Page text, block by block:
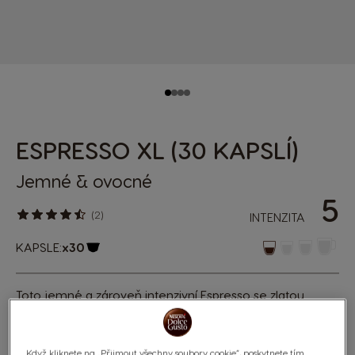
ESPRESSO XL (30 KAPSLÍ)
Jemné & ovocné
INTENZITA 5
(2)
KAPSLE:x30
Toto jemné a zároveň intenzivní Espresso se zlatou
sametovou cremou a ovocnými tóny, které se pod ní
skrývají, si hned zamilujete. Objevte čistou směs
prémiové arabiky. Nyní v XL balení s 30 kapslemi.
Když kliknete na „Přijmout všechny soubory cookie“, poskytnete tím